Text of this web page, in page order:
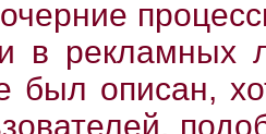
в рекламных
был описан,